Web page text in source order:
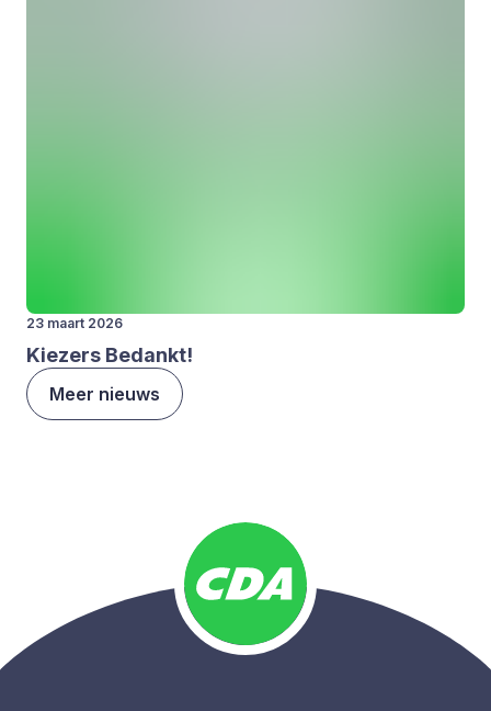
23 maart 2026
Kie­zers Bedankt!
Meer nieuws